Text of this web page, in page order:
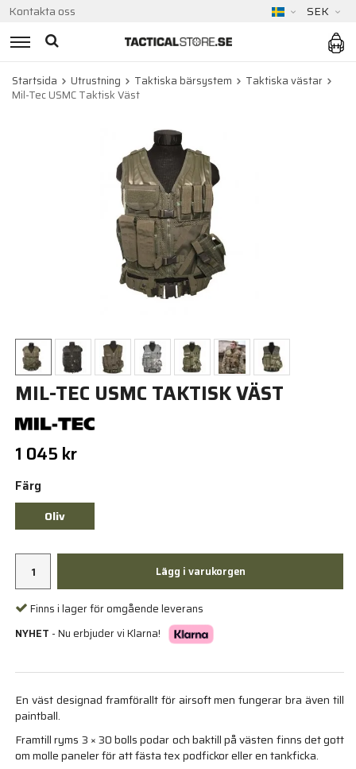
Kontakta oss SEK
Startsida Utrustning Taktiska bärsystem
Taktiska västar
Mil-Tec USMC Taktisk Väst
MIL-TEC USMC TAKTISK VÄST
1 045 kr
Färg
Oliv
Lägg i varukorgen
Finns i lager för omgående leverans
NYHET - Nu erbjuder vi Klarna!
En väst designad framförallt för airsoft men fungerar bra även till
paintball.
Framtill ryms 3 × 30 bolls podar och baktill på västen finns det gott
om molle paneler för att fästa tex podfickor eller en tankficka.